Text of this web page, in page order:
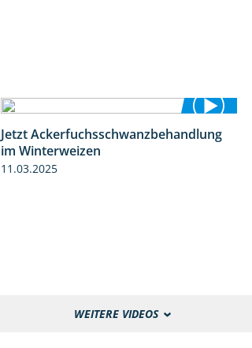
1:10
Jetzt Ackerfuchsschwanzbehandlung
im Winterweizen
11.03.2025
WEITERE VIDEOS